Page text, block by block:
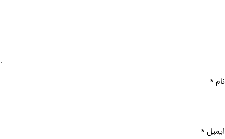
نام *
ایمیل *